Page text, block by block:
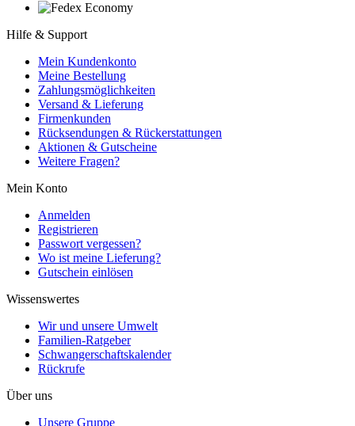
Hilfe & Support
Mein Kundenkonto
Meine Bestellung
Zahlungsmöglichkeiten
Versand & Lieferung
Firmenkunden
Rücksendungen & Rückerstattungen
Aktionen & Gutscheine
Weitere Fragen?
Mein Konto
Anmelden
Registrieren
Passwort vergessen?
Wo ist meine Lieferung?
Gutschein einlösen
Wissenswertes
Wir und unsere Umwelt
Familien-Ratgeber
Schwangerschaftskalender
Rückrufe
Über uns
Unsere Gruppe